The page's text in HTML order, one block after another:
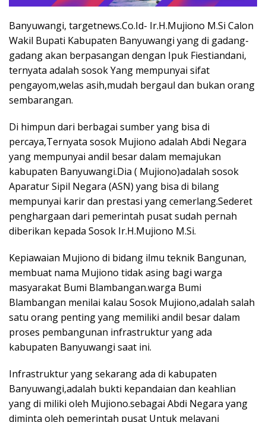
Banyuwangi, targetnews.Co.Id- Ir.H.Mujiono M.Si Calon
Wakil Bupati Kabupaten Banyuwangi yang di gadang-
gadang akan berpasangan dengan Ipuk Fiestiandani,
ternyata adalah sosok Yang mempunyai sifat
pengayom,welas asih,mudah bergaul dan bukan orang
sembarangan.
Di himpun dari berbagai sumber yang bisa di
percaya,Ternyata sosok Mujiono adalah Abdi Negara
yang mempunyai andil besar dalam memajukan
kabupaten Banyuwangi.Dia ( Mujiono)adalah sosok
Aparatur Sipil Negara (ASN) yang bisa di bilang
mempunyai karir dan prestasi yang cemerlang.Sederet
penghargaan dari pemerintah pusat sudah pernah
diberikan kepada Sosok Ir.H.Mujiono M.Si.
Kepiawaian Mujiono di bidang ilmu teknik Bangunan,
membuat nama Mujiono tidak asing bagi warga
masyarakat Bumi Blambangan.warga Bumi
Blambangan menilai kalau Sosok Mujiono,adalah salah
satu orang penting yang memiliki andil besar dalam
proses pembangunan infrastruktur yang ada
kabupaten Banyuwangi saat ini.
Infrastruktur yang sekarang ada di kabupaten
Banyuwangi,adalah bukti kepandaian dan keahlian
yang di miliki oleh Mujiono.sebagai Abdi Negara yang
diminta oleh pemerintah pusat Untuk melayani